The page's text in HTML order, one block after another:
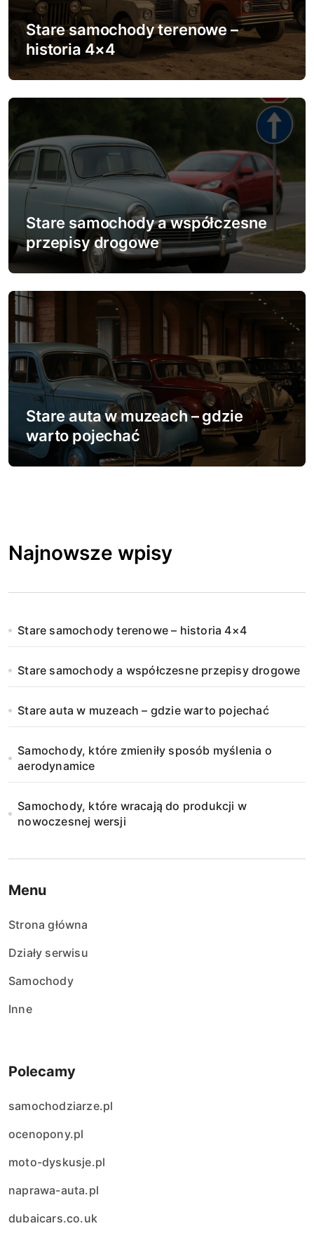
w
p
i
u
Stare samochody terenowe –
historia 4×4
Stare samochody a współczesne
przepisy drogowe
Stare auta w muzeach – gdzie
warto pojechać
Najnowsze wpisy
Stare samochody terenowe – historia 4×4
Stare samochody a współczesne przepisy drogowe
Stare auta w muzeach – gdzie warto pojechać
Samochody, które zmieniły sposób myślenia o
aerodynamice
Samochody, które wracają do produkcji w
nowoczesnej wersji
Menu
Strona główna
Działy serwisu
Samochody
Inne
Polecamy
samochodziarze.pl
ocenopony.pl
moto-dyskusje.pl
naprawa-auta.pl
dubaicars.co.uk